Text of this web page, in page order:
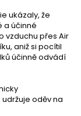
ukázaly, že
a účinné
vzduchu přes Air
aniž si pocítil
účinně odvádí
oděv na